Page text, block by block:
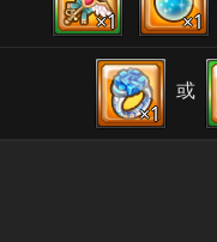
×1 ×1
×1
或